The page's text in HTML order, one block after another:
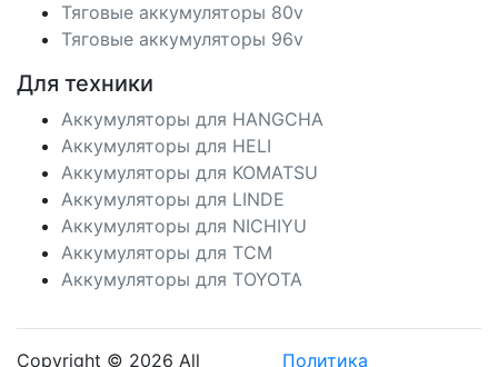
Тяговые аккумуляторы 80v
Тяговые аккумуляторы 96v
Для техники
Аккумуляторы для HANGCHA
Аккумуляторы для HELI
Аккумуляторы для KOMATSU
Аккумуляторы для LINDE
Аккумуляторы для NICHIYU
Аккумуляторы для TCM
Аккумуляторы для TOYOTA
Copyright © 2026 All Политика